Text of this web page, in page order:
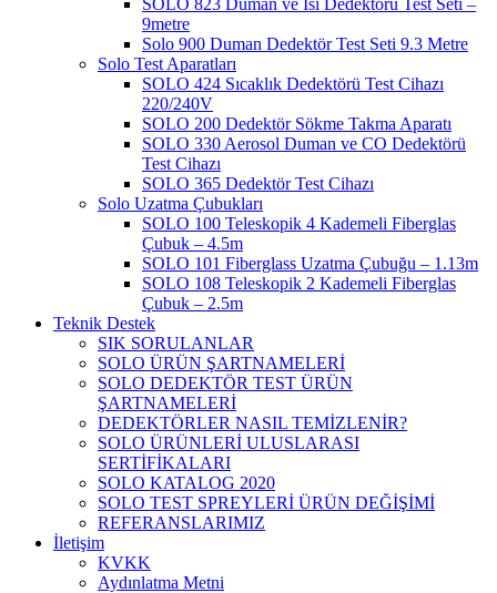
9metre
Solo 900 Duman Dedektör Test Seti 9.3 Metre
Solo Test Aparatları
SOLO 424 Sıcaklık Dedektörü Test Cihazı
220/240V
SOLO 200 Dedektör Sökme Takma Aparatı
SOLO 330 Aerosol Duman ve CO Dedektörü
Test Cihazı
SOLO 365 Dedektör Test Cihazı
Solo Uzatma Çubukları
SOLO 100 Teleskopik 4 Kademeli Fiberglas
Çubuk – 4.5m
SOLO 101 Fiberglass Uzatma Çubuğu – 1.13m
SOLO 108 Teleskopik 2 Kademeli Fiberglas
Çubuk – 2.5m
Teknik Destek
SIK SORULANLAR
SOLO ÜRÜN ŞARTNAMELERİ
SOLO DEDEKTÖR TEST ÜRÜN
ŞARTNAMELERİ
DEDEKTÖRLER NASIL TEMİZLENİR?
SOLO ÜRÜNLERİ ULUSLARASI
SERTİFİKALARI
SOLO KATALOG 2020
SOLO TEST SPREYLERİ ÜRÜN DEĞİŞİMİ
REFERANSLARIMIZ
İletişim
KVKK
Aydınlatma Metni